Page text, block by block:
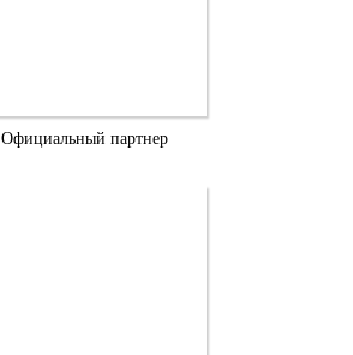
Официальный партнер